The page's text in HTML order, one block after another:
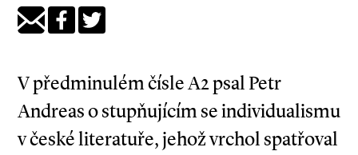
V předminulém čísle A2 psal Petr
Andreas o stupňujícím se individualismu
v české literatuře, jehož vrchol spatřoval